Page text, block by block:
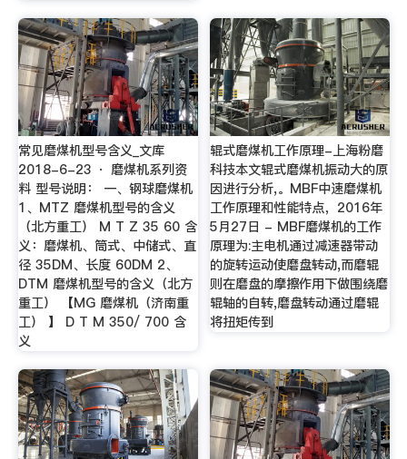
常见磨煤机型号含义_文库
2018-6-23 · 磨煤机系列资
料 型号说明： 一、钢球磨煤机
1、MTZ 磨煤机型号的含义
（北方重工） M T Z 35 60 含
义：磨煤机、筒式、中储式、直
径 35DM、长度 60DM 2、
DTM 磨煤机型号的含义（北方
重工） 【MG 磨煤机（济南重
工） 】 D T M 350/ 700 含
义
辊式磨煤机工作原理-上海粉磨
科技本文辊式磨煤机振动大的原
因进行分析,。MBF中速磨煤机
工作原理和性能特点，2016年
5月27日 - MBF磨煤机的工作
原理为:主电机通过减速器带动
的旋转运动使磨盘转动,而磨辊
则在磨盘的摩擦作用下做围绕磨
辊轴的自转,磨盘转动通过磨辊
将扭矩传到